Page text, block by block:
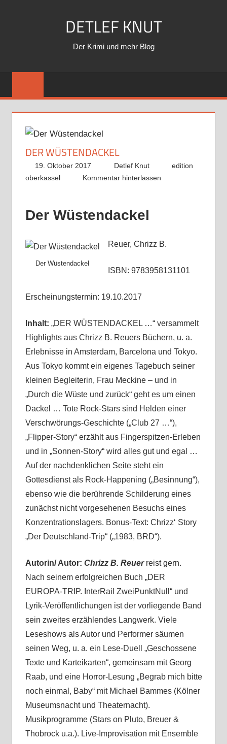
DETLEF KNUT
Der Krimi und mehr Blog
DER WÜSTENDACKEL
19. Oktober 2017 Detlef Knut
edition
oberkassel
Kommentar hinterlassen
Der Wüstendackel
Der Wüstendackel
Reuer, Chrizz B.
ISBN: 9783958131101
Erscheinungstermin: 19.10.2017
Inhalt: „DER WÜSTENDACKEL …“ versammelt
Highlights aus Chrizz B. Reuers Büchern, u. a.
Erlebnisse in Amsterdam, Barcelona und Tokyo.
Aus Tokyo kommt ein eigenes Tagebuch seiner
kleinen Begleiterin, Frau Meckine – und in
„Durch die Wüste und zurück“ geht es um einen
Dackel … Tote Rock-Stars sind Helden einer
Verschwörungs-Geschichte („Club 27 …“),
„Flipper-Story“ erzählt aus Fingerspitzen-Erleben
und in „Sonnen-Story“ wird alles gut und egal …
Auf der nachdenklichen Seite steht ein
Gottesdienst als Rock-Happening („Besinnung“),
ebenso wie die berührende Schilderung eines
zunächst nicht vorgesehenen Besuchs eines
Konzentrationslagers. Bonus-Text: Chrizz‘ Story
„Der Deutschland-Trip“ („1983, BRD“).
Autorin/ Autor: Chrizz B. Reuer reist gern.
Nach seinem erfolgreichen Buch „DER
EUROPA-TRIP. InterRail ZweiPunktNull“ und
Lyrik-Veröffentlichungen ist der vorliegende Band
sein zweites erzählendes Langwerk. Viele
Leseshows als Autor und Performer säumen
seinen Weg, u. a. ein Lese-Duell „Geschossene
Texte und Karteikarten“, gemeinsam mit Georg
Raab, und eine Horror-Lesung „Begrab mich bitte
noch einmal, Baby“ mit Michael Bammes (Kölner
Museumsnacht und Theaternacht).
Musikprogramme (Stars on Pluto, Breuer &
Thobrock u.a.). Live-Improvisation mit Ensemble